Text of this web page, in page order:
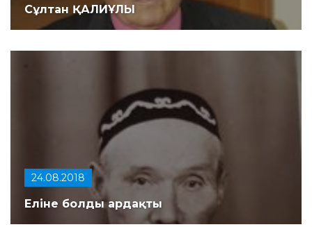
Сұлтан ҚАЛИҰЛЫ
24.08.2018
Еліне болды ардақты